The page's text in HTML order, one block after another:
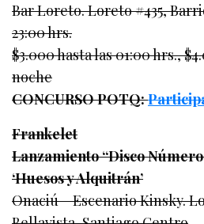
Bar Loreto. Loreto #435,
23:00 hrs.
$3.000 hasta las 01:00 hrs.,
noche
CONCURSO POTQ:
Frankelet
Lanzamiento “Disco
‘Huesos y Alquitrán’
Onaciú – Escenario Kinsky.